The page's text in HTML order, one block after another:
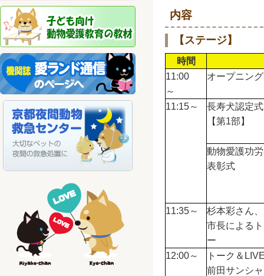
内容
【ステージ】
時間
11:00
～
オープニング
11:15～
長寿犬認定式
【第1部】
動物愛護功
表彰式
11:35～
杉本彩さん
市長による
ー
12:00～
トーク＆
前田サンシ